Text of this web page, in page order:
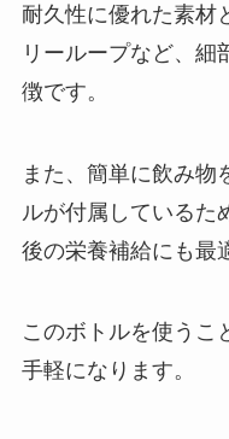
耐久性に優れた素材
リーループなど、細
徴です。
また、簡単に飲み物
ルが付属しているた
後の栄養補給にも最
このボトルを使うこ
手軽になります。